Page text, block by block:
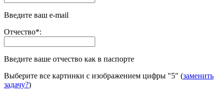
Введите ваш e-mail
Отчество*:
Введите ваше отчество как в паспорте
Выберите все картинки с изображением цифры "5" (заменить
задачу?)